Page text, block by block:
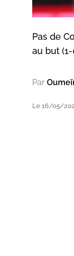
Pas de
au but
Par
Le 16/05/